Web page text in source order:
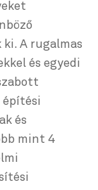
A rugalmas
és egyedi
építési
és
mint 4